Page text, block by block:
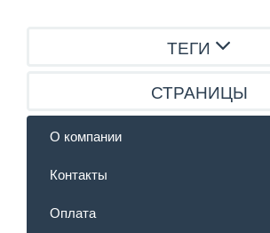
ТЕГИ
СТРАНИЦЫ
О компании
Контакты
Оплата